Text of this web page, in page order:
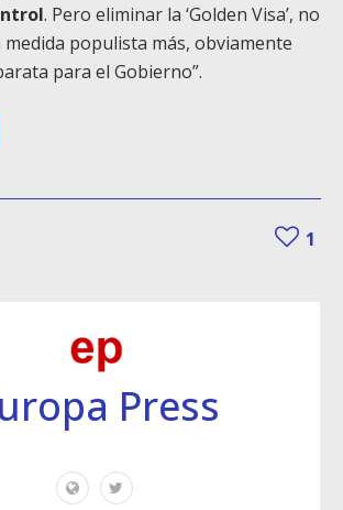
. Pero eliminar la ‘Golden Visa’, no
populista más, obviamente
para el Gobierno”.
1
Press